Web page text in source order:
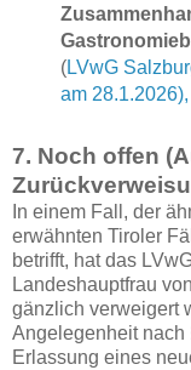
(LVwG
am
7. Noch offen
In einem Fall, der
erwähnten Tiroler
betrifft, hat das
Landeshauptfrau
gänzlich verweigert
Angelegenheit nach
Erlassung eines